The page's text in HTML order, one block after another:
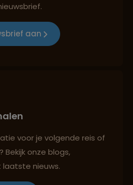
indivuele vrijheid
reisroutes
voor mens, cultuur en milieu
aan
voor je volgende reis of
onze blogs,
laatste nieuws.